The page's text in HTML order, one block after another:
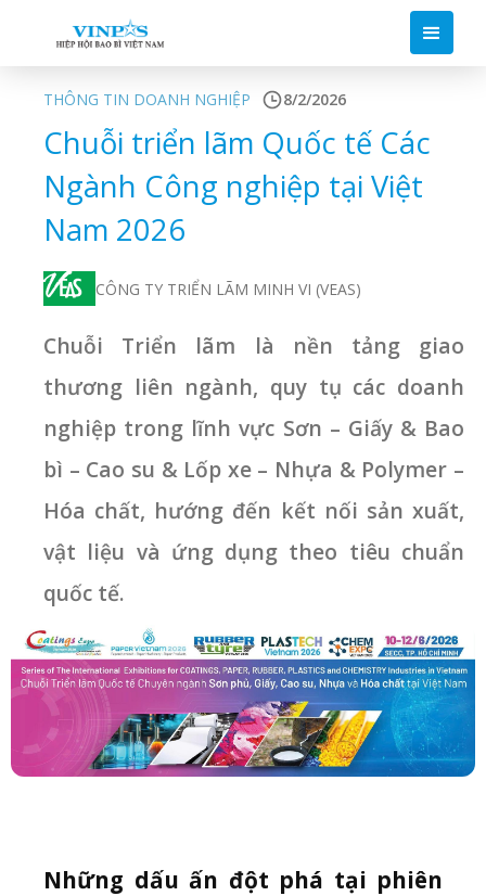
THÔNG TIN DOANH NGHIỆP 8/2/2026
Chuỗi triển lãm Quốc tế Các
Ngành Công nghiệp tại Việt
Nam 2026
CÔNG TY TRIỂN LÃM MINH VI (VEAS)
Chuỗi Triển lãm là nền tảng giao
thương liên ngành, quy tụ các doanh
nghiệp trong lĩnh vực Sơn – Giấy & Bao
bì – Cao su & Lốp xe – Nhựa & Polymer –
Hóa chất, hướng đến kết nối sản xuất,
vật liệu và ứng dụng theo tiêu chuẩn
quốc tế.
Những dấu ấn đột phá tại phiên